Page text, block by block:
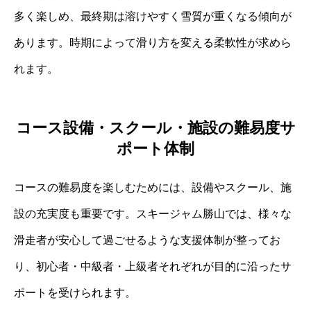
多く楽しめ、最終期は溶けやすく雪質が重くなる傾向が
あります。時期によって滑り方を変える柔軟性が求めら
れます。
コース設備・スクール・施設の難易度サ
ポート体制
コースの難易度を楽しむためには、設備やスクール、施
設の充実度も重要です。スキージャム勝山では、様々な
滑走者が安心して過ごせるような支援体制が整ってお
り、初心者・中級者・上級者それぞれが目的に沿ったサ
ポートを受けられます。